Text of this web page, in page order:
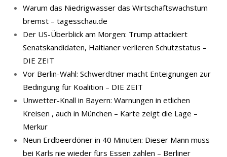
Warum das Niedrigwasser das Wirtschaftswachstum
bremst – tagesschau.de
Der US-Überblick am Morgen: Trump attackiert
Senatskandidaten, Haitianer verlieren Schutzstatus –
DIE ZEIT
Vor Berlin-Wahl: Schwerdtner macht Enteignungen zur
Bedingung für Koalition – DIE ZEIT
Unwetter-Knall in Bayern: Warnungen in etlichen
Kreisen , auch in München – Karte zeigt die Lage –
Merkur
Neun Erdbeerdöner in 40 Minuten: Dieser Mann muss
bei Karls nie wieder fürs Essen zahlen – Berliner